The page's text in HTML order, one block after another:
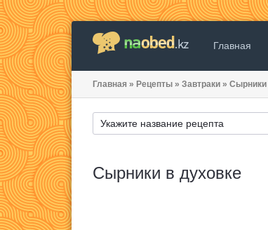
Главная
Главная » Рецепты » Завтраки » Сырники
Сырники в духовке